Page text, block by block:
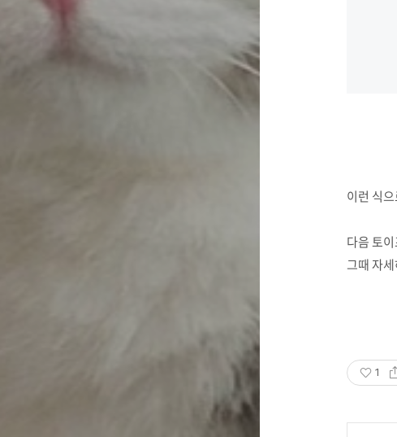
이런 식
다음 토
그때 자
1